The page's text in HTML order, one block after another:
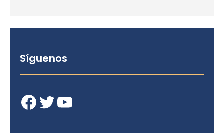
Síguenos
Facebook Twitter YouTube